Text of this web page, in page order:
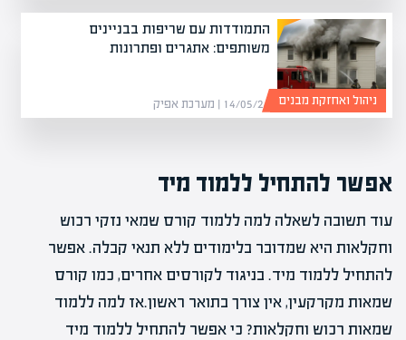
התמודדות עם שריפות בבניינים
משותפים: אתגרים ופתרונות
14/05/26 | מערכת אפיק ניהול ואחזקת מבנים
אפשר להתחיל ללמוד מיד
עוד תשובה לשאלה למה ללמוד קורס שמאי נזקי רכוש
וחקלאות היא שמדובר בלימודים ללא תנאי קבלה. אפשר
להתחיל ללמוד מיד. בניגוד לקורסים אחרים, כמו קורס
שמאות מקרקעין, אין צורך בתואר ראשון.אז למה ללמוד
שמאות רכוש וחקלאות? כי אפשר להתחיל ללמוד מיד